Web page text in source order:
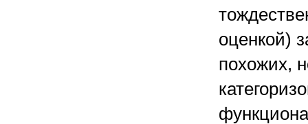
оценкой)
похожих,